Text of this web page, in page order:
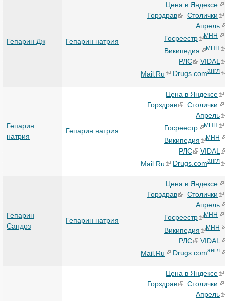
Гепарин Дж Гепарин натрия
Цена в Яндексе
Горздрав
Столички
Апрель
Госреестр
МНН
Википедия МНН
РЛС
VIDAL
Mail.Ru
Drugs.comангл
Гепарин
натрия
Гепарин натрия
Цена в Яндексе
Горздрав
Столички
Апрель
Госреестр
МНН
Википедия МНН
РЛС
VIDAL
Mail.Ru
Drugs.comангл
Гепарин
Сандоз
Гепарин натрия
Цена в Яндексе
Горздрав
Столички
Апрель
Госреестр
МНН
Википедия МНН
РЛС
VIDAL
Mail.Ru
Drugs.comангл
Цена в Яндексе
Горздрав
Столички
Апрель